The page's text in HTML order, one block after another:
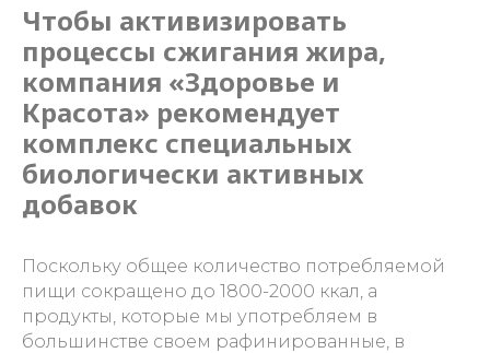
Чтобы активизировать
процессы сжигания жира,
компания «Здоровье и
Красота» рекомендует
комплекс специальных
биологически активных
добавок
Поскольку общее количество потребляемой
пищи сокращено до 1800-2000 ккал, а
продукты, которые мы употребляем в
большинстве своем рафинированные, в